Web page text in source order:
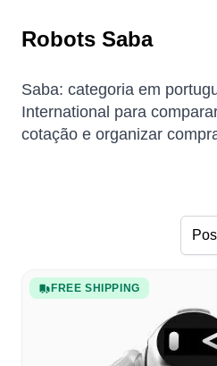
Robots Saba
Saba: categoria em
International para
cotação e organizar
FREE SHIPPING